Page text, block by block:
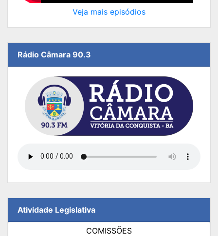
Veja mais episódios
Rádio Câmara 90.3
Atividade Legislativa
COMISSÕES